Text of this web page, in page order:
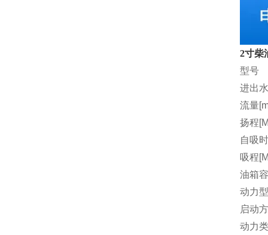
2寸柴
型号
进出
流量
扬程
自吸
吸程
油箱
动力
启动
动力